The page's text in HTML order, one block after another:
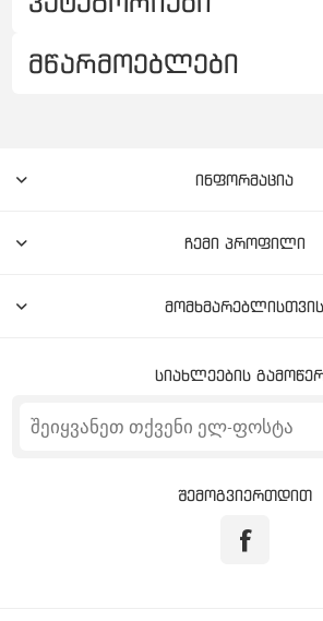
მწარმოებლები
ინფორმაცია
ჩემი პროფილი
მომხმარებლისთვის
სიახლეების
შემოგვიერთდით